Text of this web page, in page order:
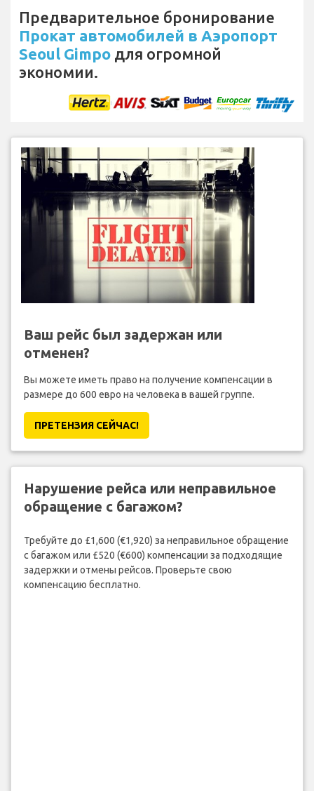
Предварительное бронирование
Прокат автомобилей в Аэропорт
Seoul Gimpo для огромной
экономии.
Ваш рейс был задержан или
отменен?
Вы можете иметь право на получение компенсации в
размере до 600 евро на человека в вашей группе.
ПРЕТЕНЗИЯ CЕЙЧАС!
Нарушение рейса или неправильное
обращение с багажом?
Требуйте до £1,600 (€1,920) за неправильное обращение
с багажом или £520 (€600) компенсации за подходящие
задержки и отмены рейсов. Проверьте свою
компенсацию бесплатно.